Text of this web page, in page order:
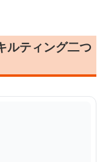
ルティング二つ